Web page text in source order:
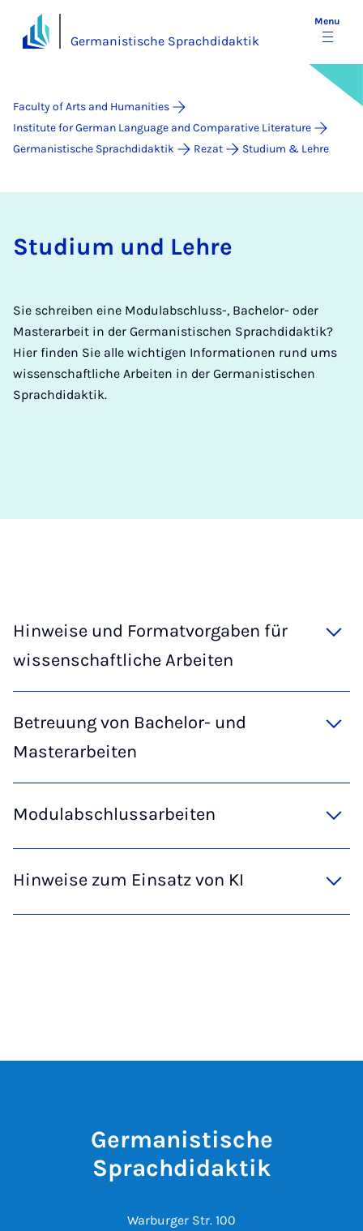
Germanistische Sprachdidaktik
Menu
Faculty of Arts and Humanities
Institute for German Language and Comparative Literature
Germanistische Sprachdidaktik
Rezat Studium & Lehre
Stu­di­um und Lehre
Sie schreiben eine Modulabschluss-, Bachelor- oder
Masterarbeit in der Germanistischen Sprachdidaktik?
Hier finden Sie alle wichtigen Informationen rund ums
wissenschaftliche Arbeiten in der Germanistischen
Sprachdidaktik.
Hinweise und Formatvorgaben für
wissenschaftliche Arbeiten
Betreuung von Bachelor- und
Masterarbeiten
Modulabschlussarbeiten
Hinweise zum Einsatz von KI
Germanistische
Sprachdidaktik
Warburger Str. 100